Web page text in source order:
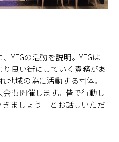
YEGの活動を説明。YEGは
良い街にしていく責務があ
地域の為に活動する団体。
も開催します。皆で行動し
ましょう」とお話しいただ